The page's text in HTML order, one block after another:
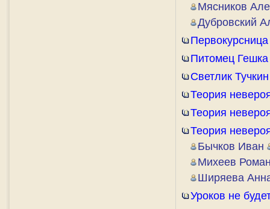
Мясников
Дубровский
Первокурсница
Питомец Гешка
Светлик
Теория
Теория
Теория
Бычков Иван
Михеев
Ширяева
Уроков не